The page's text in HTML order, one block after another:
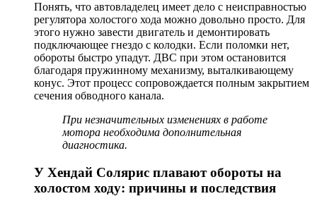
Понять, что автовладелец имеет дело с неисправностью
регулятора холостого хода можно довольно просто. Для
этого нужно завести двигатель и демонтировать
подключающее гнездо с колодки. Если поломки нет,
обороты быстро упадут. ДВС при этом остановится
благодаря пружинному механизму, выталкивающему
конус. Этот процесс сопровождается полным закрытием
сечения обводного канала.
При незначительных изменениях в работе
мотора необходима дополнительная
диагностика.
У Хендай Солярис плавают обороты на
холостом ходу: причины и последствия